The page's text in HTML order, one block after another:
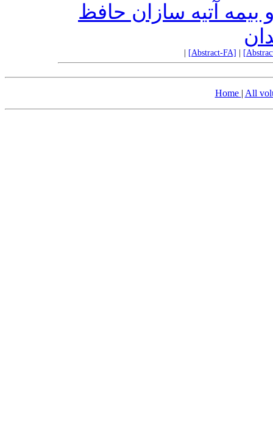
بیمه آتیه سازان حافظ
[Abstract-FA]
Home | All